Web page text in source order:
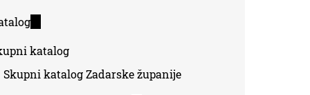
(link
external)
katalog
Skupni katalog Zadarske županije